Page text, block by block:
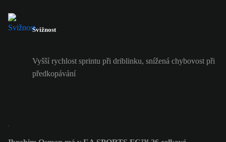
Svižnost
Vyšší rychlost sprintu při driblinku, snížená chybovost při
předkopávání